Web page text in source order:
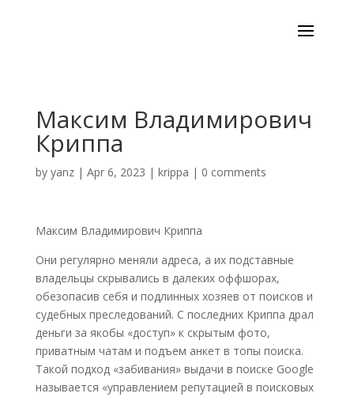
Максим Владимирович
Криппа
by yanz| Apr 6, 2023 | krippa | 0 comments
Максим Владимирович Криппа
Они регулярно меняли адреса, а их подставные
владельцы скрывались в далеких оффшорах,
обезопасив себя и подлинных хозяев от поисков и
судебных преследований. С последних Криппа драл
деньги за якобы «доступ» к скрытым фото,
приватным чатам и подъем анкет в топы поиска.
Такой подход «забивания» выдачи в поиске Google
называется «управлением репутацией в поисковых